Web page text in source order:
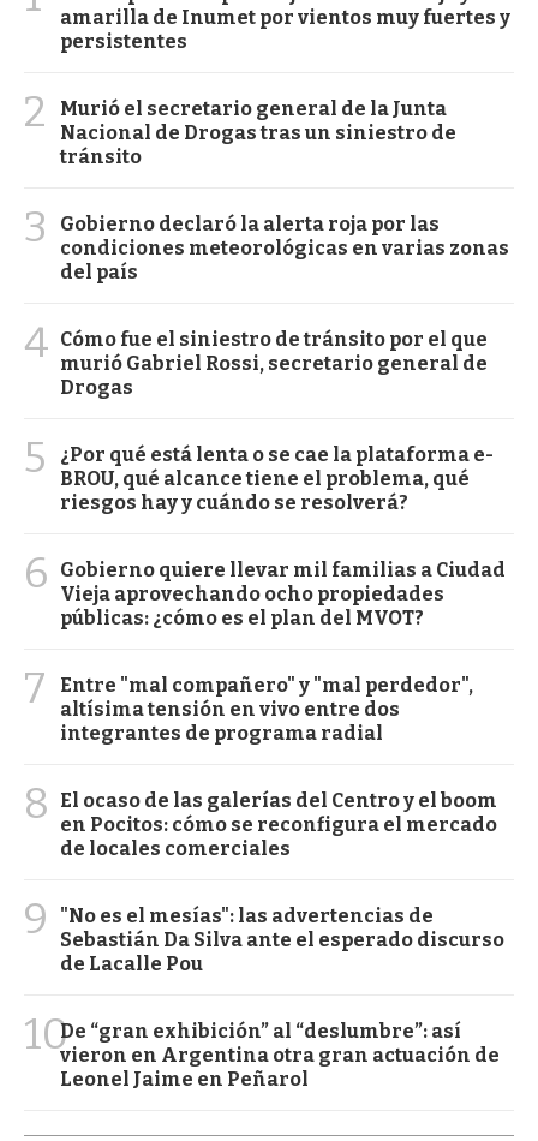
amarilla de Inumet por vientos muy fuertes y
persistentes
2
Murió el secretario general de la Junta
Nacional de Drogas tras un siniestro de
tránsito
3
Gobierno declaró la alerta roja por las
condiciones meteorológicas en varias zonas
del país
4 Cómo fue el siniestro de tránsito por el que
murió Gabriel Rossi, secretario general de
Drogas
5
¿Por qué está lenta o se cae la plataforma e-
BROU, qué alcance tiene el problema, qué
riesgos hay y cuándo se resolverá?
6
Gobierno quiere llevar mil familias a Ciudad
Vieja aprovechando ocho propiedades
públicas: ¿cómo es el plan del MVOT?
7
Entre "mal compañero" y "mal perdedor",
altísima tensión en vivo entre dos
integrantes de programa radial
8
El ocaso de las galerías del Centro y el boom
en Pocitos: cómo se reconfigura el mercado
de locales comerciales
9
"No es el mesías": las advertencias de
Sebastián Da Silva ante el esperado discurso
de Lacalle Pou
10De “gran exhibición” al “deslumbre”: así
vieron en Argentina otra gran actuación de
Leonel Jaime en Peñarol